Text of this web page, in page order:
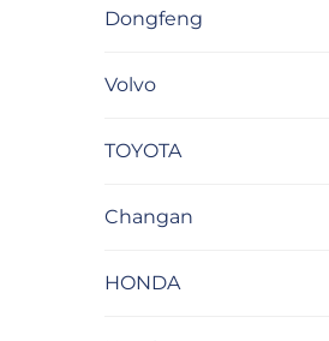
Dongfeng
Volvo
TOYOTA
Changan
HONDA